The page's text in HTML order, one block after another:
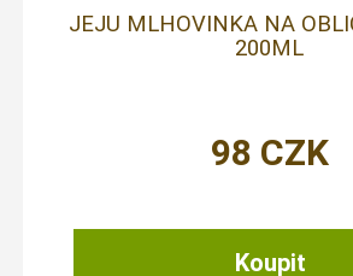
JEJU MLHOVINKA NA
200ML
98 CZK